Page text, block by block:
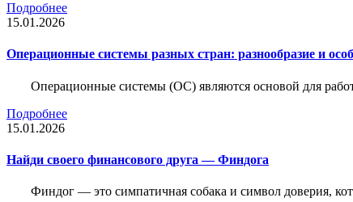
Подробнее
15.01.2026
Операционные системы разных стран: разнообразие и
Операционные системы (ОС) являются основой для
Подробнее
15.01.2026
Найди своего финансового друга — Финдога
Финдог — это симпатичная собака и символ доверия,